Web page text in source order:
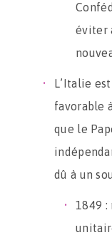
éviter
L’Italie
favorable
que le
dû à un
1849 :